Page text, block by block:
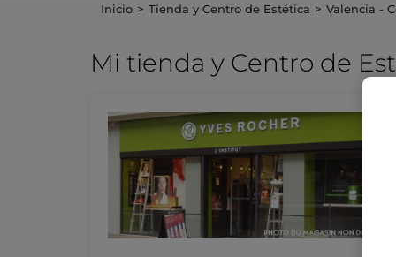
Inicio Tienda y Centro de Estética Valencia -
Mi tienda y Centro de